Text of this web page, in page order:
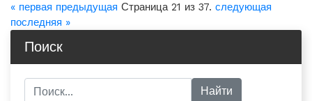
« первая предыдущая Страница 21 из 37. следующая
последняя »
Поиск